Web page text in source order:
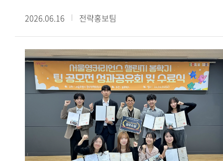
예비창업패키지를 포함한 4개 창업 지원사업에 선정된 데 이어,
교내 학생창업팀들의 성과가 이어지고 있다. PICKIN 팀은
아산두어스와 Grand-K 창업학교에 동시 선정됐으며, 커넥트인
팀은 청년창업사관학교에 이름을 올렸다.[사진. SBS
모닝와이드 방송 화면 캡처 / 서울캠퍼스 HUFS Start-up
Platform 소속 학생창업팀 카인디 ]또한 카인디 팀은
서울시립대 캠퍼스타운, 2026 여성벤처활성화지원사업,
서울시립대학교 임팩트 프로토타이핑 프로그램 등 3개 사업에
선정됐다. 이 밖에도 야라바디 팀은 모두의창업에, 할랄서울
팀은 학생 창업유망팀 300+에, CYCLE-B 팀은 성남청년 창업
역량강화 프로젝트 THE 와플 4기에 각각 선정되며 다양한
2026.06.16 전략홍보팀